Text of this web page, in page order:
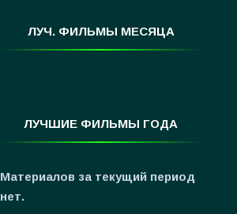
Фантастика
ЛУЧ. ФИЛЬМЫ МЕСЯЦА
ЛУЧШИЕ ФИЛЬМЫ ГОДА
Материалов за текущий период
нет.